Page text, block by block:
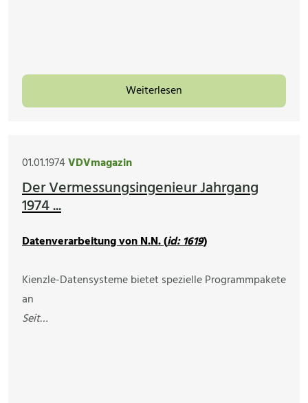
Weiterlesen
01.01.1974VDVmagazin
Der Vermessungsingenieur Jahrgang
1974 ...
Datenverarbeitung von N.N. (id: 1619)
Kienzle-Datensysteme bietet spezielle Programmpakete
an
Seit…